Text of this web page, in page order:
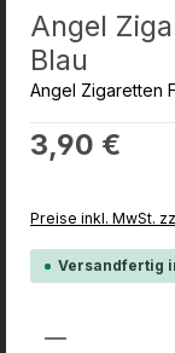
Angel
Blau
Angel Zigaretten
Regulärer Preis:
3,90 €
Preise inkl. MwSt.
Versandfertig
Produkt